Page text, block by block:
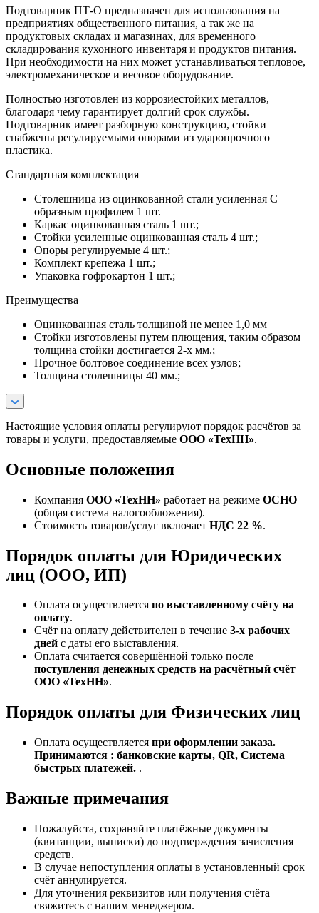
Подтоварник ПТ-О предназначен для использования на
предприятиях общественного питания, а так же на
продуктовых складах и магазинах, для временного
складирования кухонного инвентаря и продуктов питания.
При необходимости на них может устанавливаться тепловое,
электромеханическое и весовое оборудование.
Полностью изготовлен из коррозиестойких металлов,
благодаря чему гарантирует долгий срок службы.
Подтоварник имеет разборную конструкцию, стойки
снабжены регулируемыми опорами из ударопрочного
пластика.
Стандартная комплектация
Столешница из оцинкованной стали усиленная С
образным профилем 1 шт.
Каркас оцинкованная сталь 1 шт.;
Стойки усиленные оцинкованная сталь 4 шт.;
Опоры регулируемые 4 шт.;
Комплект крепежа 1 шт.;
Упаковка гофрокартон 1 шт.;
Преимущества
Оцинкованная сталь толщиной не менее 1,0 мм
Стойки изготовлены путем плющения, таким образом
толщина стойки достигается 2-х мм.;
Прочное болтовое соединение всех узлов;
Толщина столешницы 40 мм.;
Настоящие условия оплаты регулируют порядок расчётов за
товары и услуги, предоставляемые ООО «ТехНН».
Основные положения
Компания ООО «ТехНН» работает на режиме ОСНО
(общая система налогообложения).
Стоимость товаров/услуг включает НДС 22 %.
Порядок оплаты для Юридических
лиц (ООО, ИП)
Оплата осуществляется по выставленному счёту на
оплату.
Счёт на оплату действителен в течение 3‑х рабочих
дней с даты его выставления.
Оплата считается совершённой только после
поступления денежных средств на расчётный счёт
ООО «ТехНН».
Порядок оплаты для Физических лиц
Оплата осуществляется при оформлении заказа.
Принимаются : банковские карты, QR, Система
быстрых платежей. .
Важные примечания
Пожалуйста, сохраняйте платёжные документы
(квитанции, выписки) до подтверждения зачисления
средств.
В случае непоступления оплаты в установленный срок
счёт аннулируется.
Для уточнения реквизитов или получения счёта
свяжитесь с нашим менеджером.